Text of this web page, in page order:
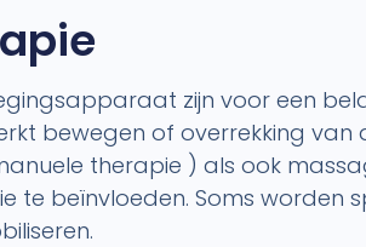
zijn voor een
bewegen of overrekking
therapie ) als ook
te beïnvloeden. Soms